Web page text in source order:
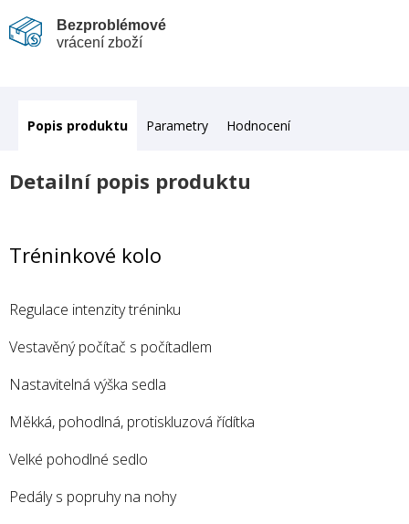
Bezproblémové
vrácení zboží
Popis Parametry Hodnocení
Detailní popis produktu
Tréninkové kolo
Regulace intenzity tréninku
Vestavěný počítač s počítadlem
Nastavitelná výška sedla
Měkká, pohodlná, protiskluzová řídítka
Velké pohodlné sedlo
Pedály s popruhy na nohy